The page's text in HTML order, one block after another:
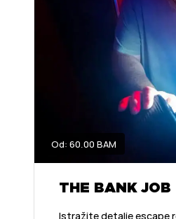
Od: 60.00 BAM
THE BANK JOB
Istražite detalje escape